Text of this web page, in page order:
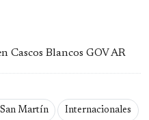
Cascos Blancos GOV AR
Martín Internacionales